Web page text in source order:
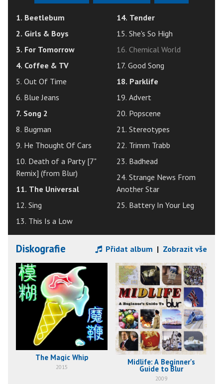
1. Beetlebum
2. Girls & Boys
3. For Tomorrow
4. Coffee & TV
5. Out Of Time
6. Blue Jeans
7. Song 2
8. Bugman
9. He Thought Of Cars
10. Death of a Party [7"
Remix] (from Blur)
11. The Universal
12. Sing
13. This Is a Low
14. Tender
15. She's So High
16. Chemical World
17. Good Song
18. Parklife
19. Advert
20. Popscene
21. Stereotypes
22. Trimm Trabb
23. Badhead
24. Strange News From
Another Star
25. Battery In Your Leg
Diskografie Přidat album | Zobrazit vše
The Magic Whip
2015
Midlife: A Beginner's
Guide to Blur
2009